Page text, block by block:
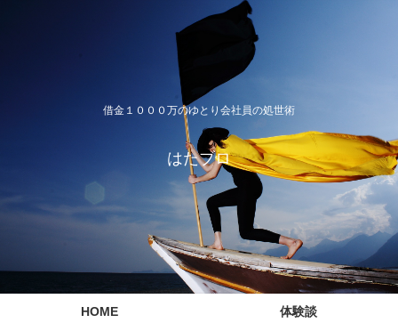
借金１０００万のゆとり会社員の処世術
はたブロ
HOME 体験談